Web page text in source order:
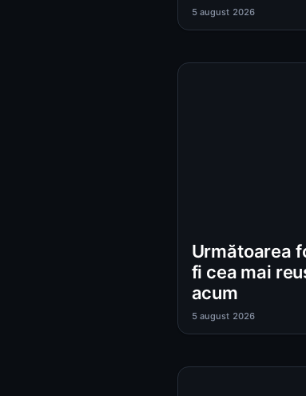
5 august 2026
Următoarea
fi cea mai
acum
5 august 2026